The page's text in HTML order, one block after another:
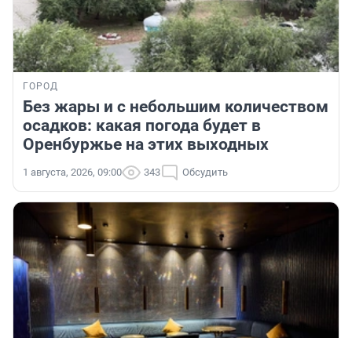
ГОРОД
Без жары и с небольшим количеством
осадков: какая погода будет в
Оренбуржье на этих выходных
1 августа, 2026, 09:00 343 Обсудить